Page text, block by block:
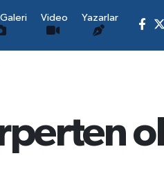
Video Yazarlar